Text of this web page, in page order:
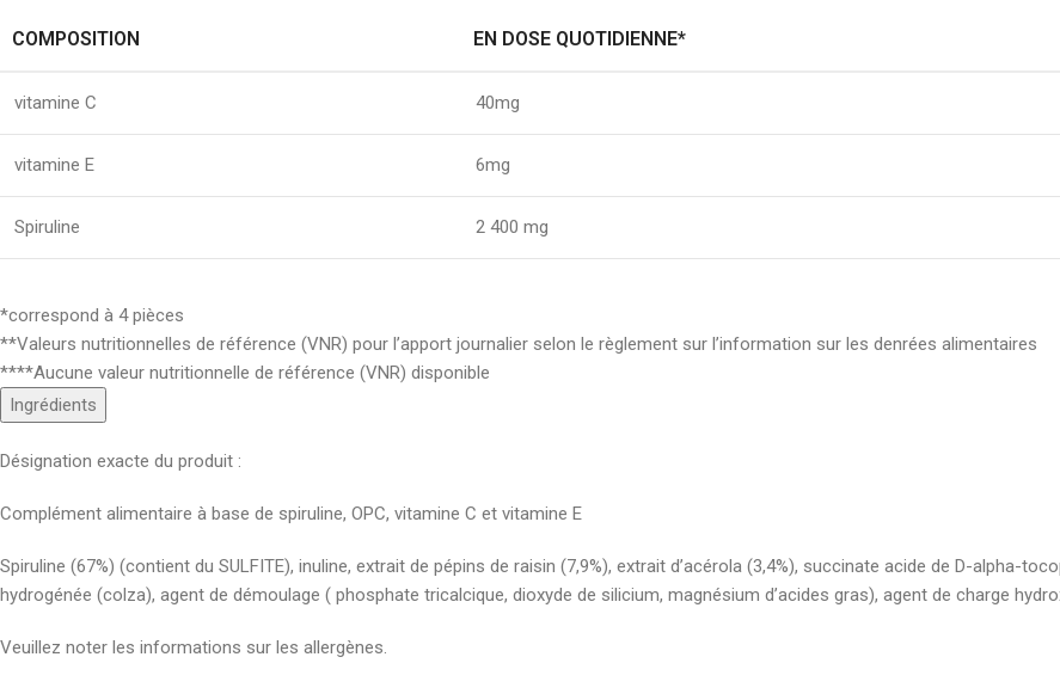
COMPOSITION EN DOSE QUOTIDIENNE*
vitamine C 40mg
vitamine E 6mg
Spiruline 2 400 mg
*correspond à 4 pièces
**Valeurs nutritionnelles de référence (VNR) pour l’apport journalier selon le règlement sur l’information sur les denrées alimentaires
****Aucune valeur nutritionnelle de référence (VNR) disponible
Ingrédients
Désignation exacte du produit :
Complément alimentaire à base de spiruline, OPC, vitamine C et vitamine E
Spiruline (67%) (contient du SULFITE), inuline, extrait de pépins de raisin (7,9%), extrait d’acérola (3,4%), succinate acide de D-alpha-
hydrogénée (colza), agent de démoulage ( phosphate tricalcique, dioxyde de silicium, magnésium d’acides gras), agent de charge
Veuillez noter les informations sur les allergènes.